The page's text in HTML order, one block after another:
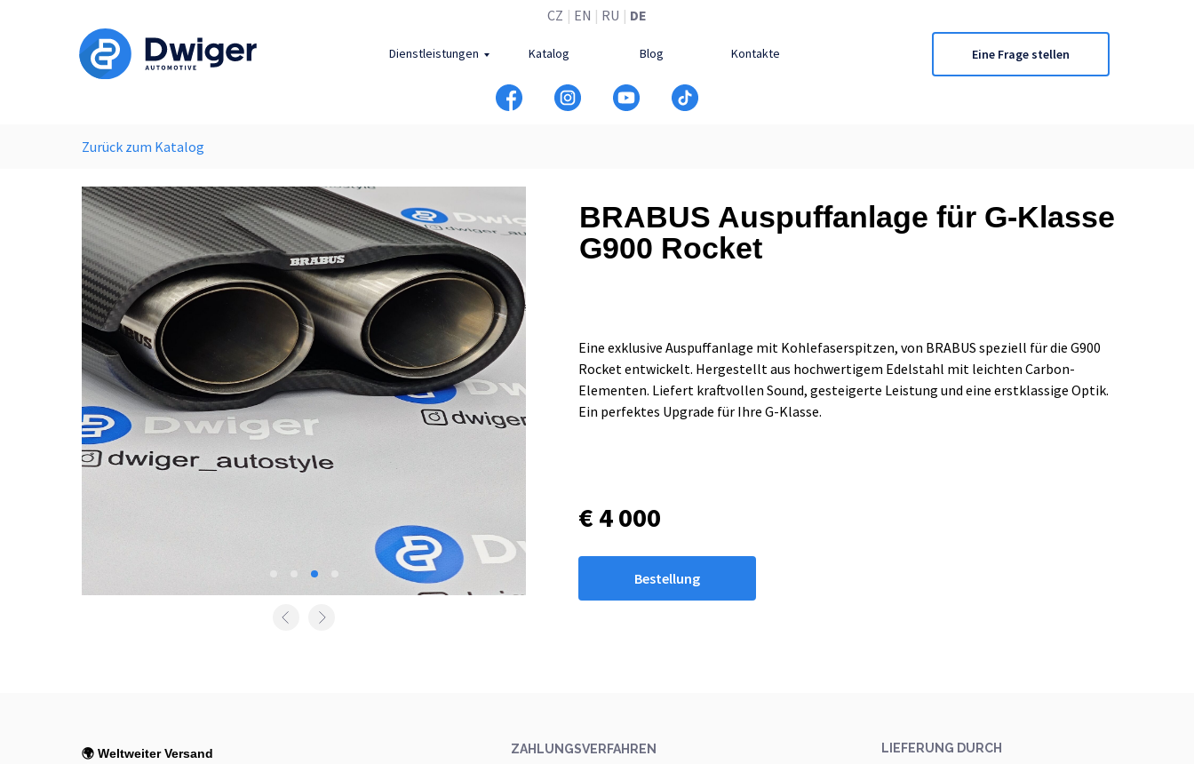
Eine Frage stellen
DE
CZ |
Dienstleistungen Kontakte
Blog
Katalog
| RU
EN |
Zurück zum Katalog
BRABUS Auspuffanlage für G-Klasse
G900 Rocket
€ 4 000
Bestellung
Eine exklusive Auspuffanlage mit Kohlefaserspitzen, von BRABUS speziell für die G900
Rocket entwickelt. Hergestellt aus hochwertigem Edelstahl mit leichten Carbon-
Elementen. Liefert kraftvollen Sound, gesteigerte Leistung und eine erstklassige Optik.
Ein perfektes Upgrade für Ihre G-Klasse.
🌍 Weltweiter Versand
LIEFERUNG DURCH
ZAHLUNGSVERFAHREN